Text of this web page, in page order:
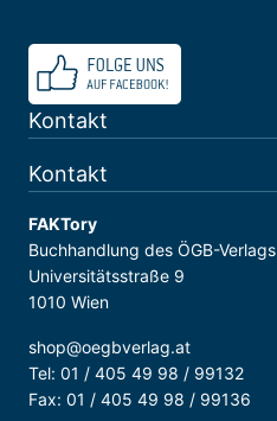
Kontakt
Kontakt
FAKTory
Buchhandlung des ÖGB-Verlags
Universitätsstraße 9
1010 Wien
shop@oegbverlag.at
Tel: 01 / 405 49 98 / 99132
Fax: 01 / 405 49 98 / 99136